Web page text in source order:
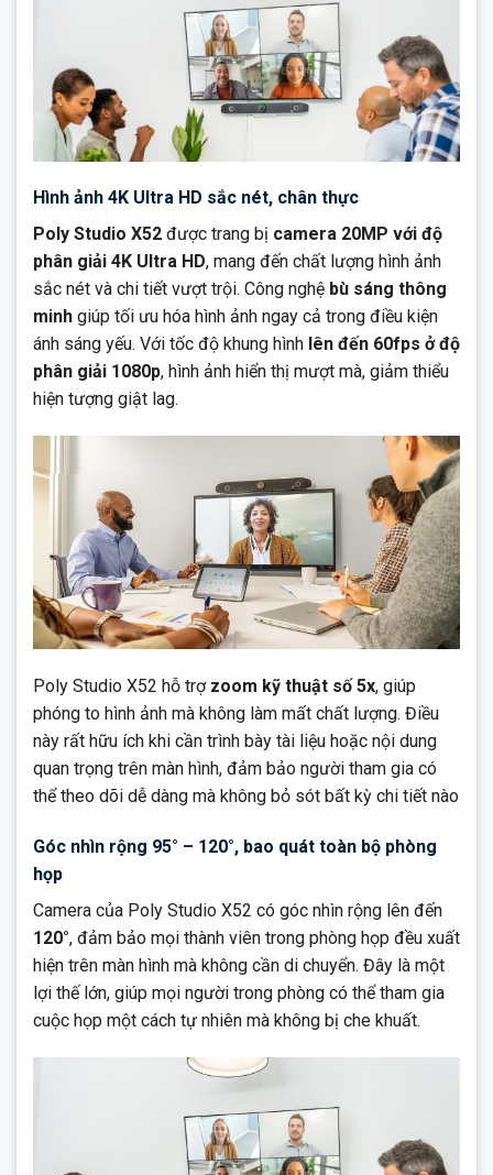
Hình ảnh 4K Ultra HD sắc nét, chân thực
Poly Studio X52 được trang bị camera 20MP với độ
phân giải 4K Ultra HD, mang đến chất lượng hình ảnh
sắc nét và chi tiết vượt trội. Công nghệ bù sáng thông
minh giúp tối ưu hóa hình ảnh ngay cả trong điều kiện
ánh sáng yếu. Với tốc độ khung hình lên đến 60fps ở độ
phân giải 1080p, hình ảnh hiển thị mượt mà, giảm thiểu
hiện tượng giật lag.
Poly Studio X52 hỗ trợ zoom kỹ thuật số 5x, giúp
phóng to hình ảnh mà không làm mất chất lượng. Điều
này rất hữu ích khi cần trình bày tài liệu hoặc nội dung
quan trọng trên màn hình, đảm bảo người tham gia có
thể theo dõi dễ dàng mà không bỏ sót bất kỳ chi tiết nào
Góc nhìn rộng 95° – 120°, bao quát toàn bộ phòng
họp
Camera của Poly Studio X52 có góc nhìn rộng lên đến
120°, đảm bảo mọi thành viên trong phòng họp đều xuất
hiện trên màn hình mà không cần di chuyển. Đây là một
lợi thế lớn, giúp mọi người trong phòng có thể tham gia
cuộc họp một cách tự nhiên mà không bị che khuất.